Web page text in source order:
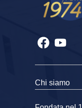
Chi siamo